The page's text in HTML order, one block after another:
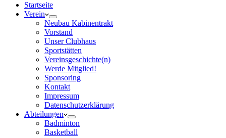
Startseite
Verein
Neubau Kabinentrakt
Vorstand
Unser Clubhaus
Sportstätten
Vereinsgeschichte(n)
Werde Mitglied!
Sponsoring
Kontakt
Impressum
Datenschutzerklärung
Abteilungen
Badminton
Basketball